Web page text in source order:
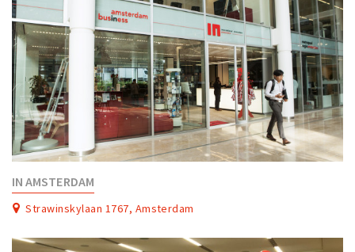
IN AMSTERDAM
Strawinskylaan 1767, Amsterdam